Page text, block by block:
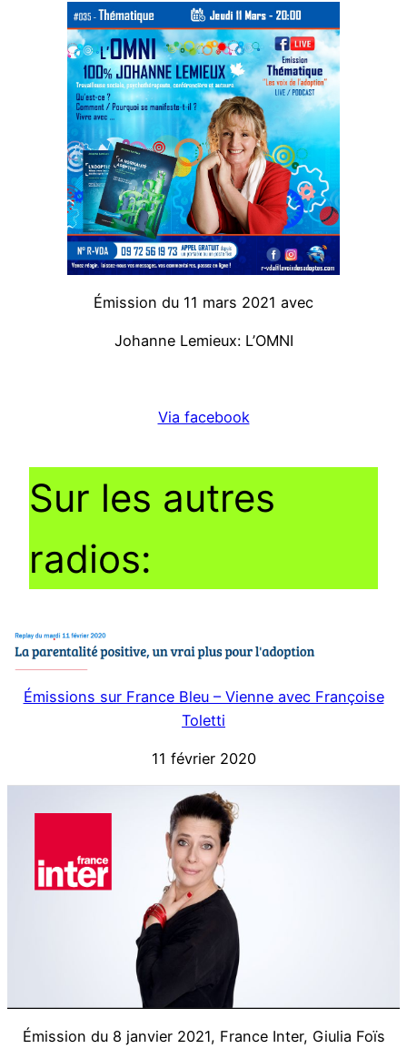
Émission du 11 mars 2021 avec
Johanne Lemieux: L’OMNI
Via facebook
Sur les autres
radios:
Émissions sur France Bleu – Vienne avec Françoise
Toletti
11 février 2020
Émission du 8 janvier 2021, France Inter, Giulia Foïs